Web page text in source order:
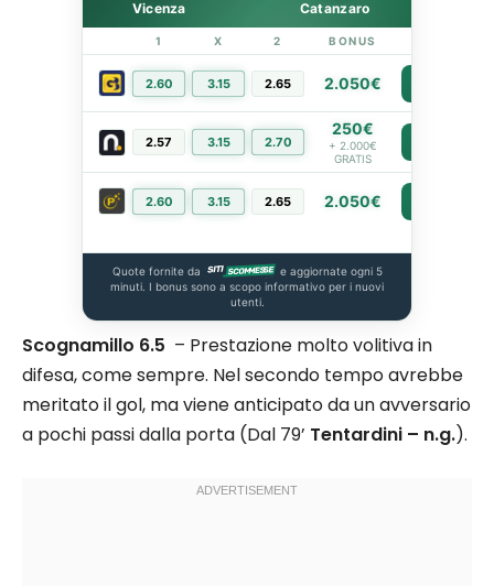
Vicenza Catanzaro
1 X 2 BONUS
2.60 3.15 2.65 2.050€
2.57 3.15 2.70
250€
+ 2.000€
GRATIS
2.60 3.15 2.65 2.050€
Quote fornite da
e aggiornate ogni 5
minuti. I bonus sono a scopo informativo per i nuovi
utenti.
Scognamillo 6.5 – Prestazione molto volitiva in
difesa, come sempre. Nel secondo tempo avrebbe
meritato il gol, ma viene anticipato da un avversario
a pochi passi dalla porta (Dal 79’ Tentardini – n.g.).